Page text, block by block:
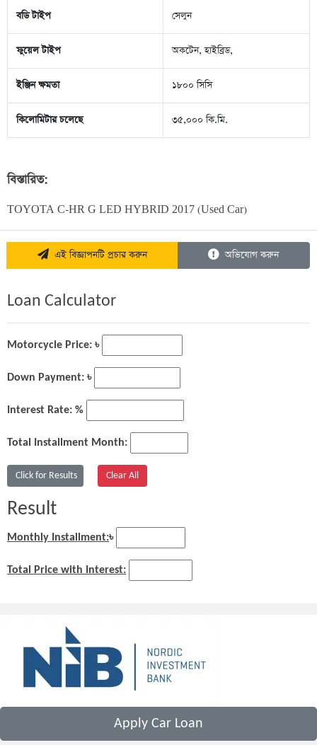
বডি টাইপ সেলুন
ফুয়েল টাইপ অকটেন, হাইব্রিড,
ইঞ্জিন ক্ষমতা ১৮০০ সিসি
কিলোমিটার চলেছে ৩৫,০০০ কি.মি.
বিস্তারিত:
TOYOTA C-HR G LED HYBRID 2017 (Used Car)
এই বিজ্ঞাপনটি প্রচার করুন অভিযোগ করুন
Loan Calculator
Motorcycle Price: ৳
Down Payment: ৳
Interest Rate: %
Total Installment Month:
Result
Monthly Installment:৳
Total Price with Interest:
Apply Car Loan